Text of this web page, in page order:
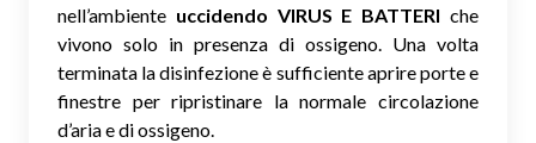
nell’ambiente uccidendo VIRUS E BATTERI che
vivono solo in presenza di ossigeno. Una volta
terminata la disinfezione è sufficiente aprire porte e
finestre per ripristinare la normale circolazione
d’aria e di ossigeno.